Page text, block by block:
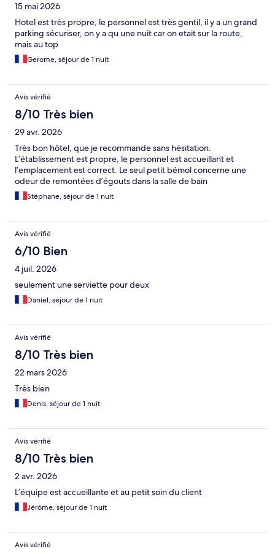
15 mai 2026
Hotel est très propre, le personnel est très gentil, il y a un grand
parking sécuriser, on y a qu une nuit car on etait sur la route,
mais au top
Gerome, séjour de 1 nuit
Avis vérifié
8/10 Très bien
29 avr. 2026
Très bon hôtel, que je recommande sans hésitation.
L’établissement est propre, le personnel est accueillant et
l’emplacement est correct. Le seul petit bémol concerne une
odeur de remontées d’égouts dans la salle de bain
Stéphane, séjour de 1 nuit
Avis vérifié
6/10 Bien
4 juil. 2026
seulement une serviette pour deux
Daniel, séjour de 1 nuit
Avis vérifié
8/10 Très bien
22 mars 2026
Très bien
Denis, séjour de 1 nuit
Avis vérifié
8/10 Très bien
2 avr. 2026
L’équipe est accueillante et au petit soin du client
Jérôme, séjour de 1 nuit
Avis vérifié